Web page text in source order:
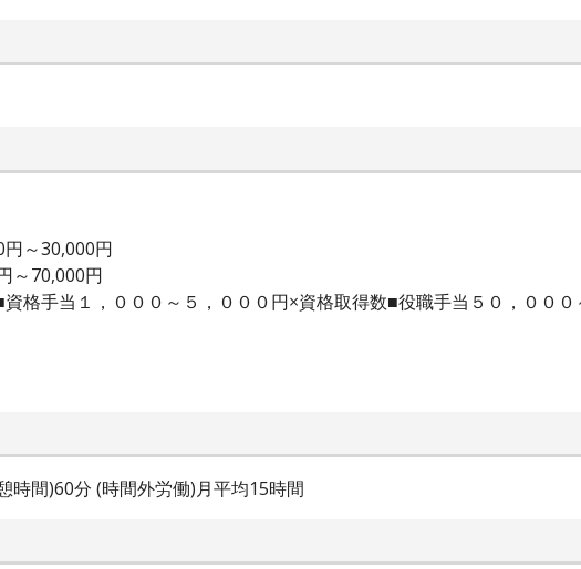
～30,000円
～70,000円
格手当１，０００～５，０００円×資格取得数■役職手当５０，００
時間)60分 (時間外労働)月平均15時間